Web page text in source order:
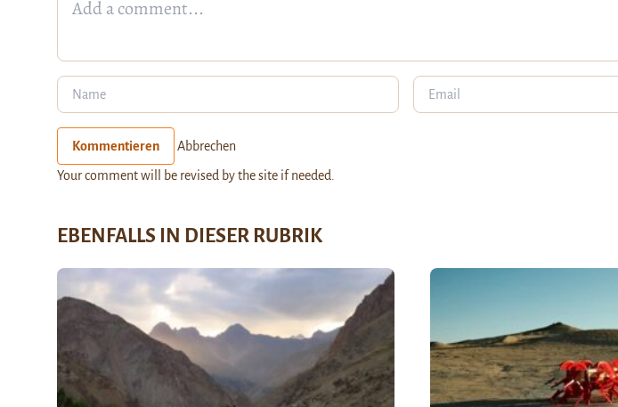
Kommentieren Abbrechen
Your comment will be revised by the site if needed.
EBENFALLS IN DIESER RUBRIK